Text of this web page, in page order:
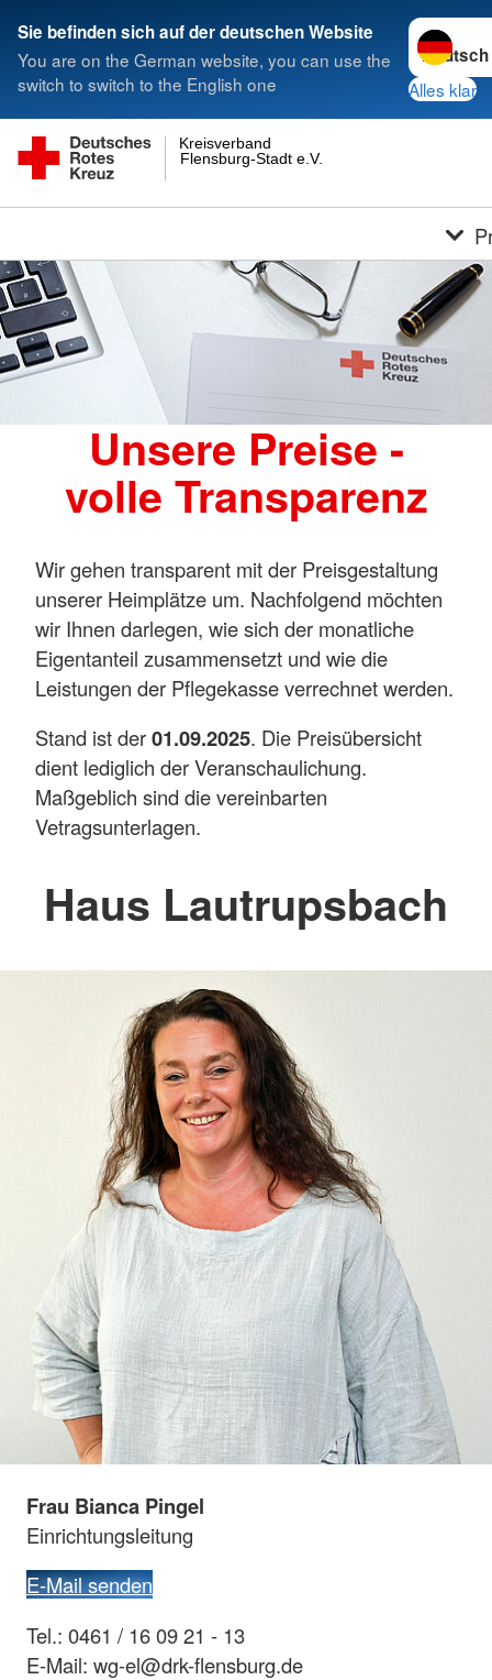
Sie befinden sich auf der deutschen Website
You are on the German website, you can use the
switch to switch to the English one
Sprache
Alles klar
Flensburg-Stadt e.V.
Kreisverband
Unsere Preise -
volle Transparenz
Wir gehen transparent mit der Preisgestaltung
unserer Heimplätze um. Nachfolgend möchten
wir Ihnen darlegen, wie sich der monatliche
Eigentanteil zusammensetzt und wie die
Leistungen der Pflegekasse verrechnet werden.
Stand ist der01.09.2025. Die Preisübersicht
dient lediglich der Veranschaulichung.
Maßgeblich sind die vereinbarten
Vetragsunterlagen.
Haus Lautrupsbach
Frau Bianca Pingel
Einrichtungsleitung
E-Mail senden
Tel.: 0461 / 16 09 21 - 13
E-Mail: wg-el@drk-flensburg.de